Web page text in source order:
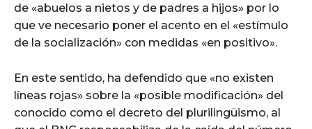
de «abuelos a nietos y de padres a hijos» por lo
que ve necesario poner el acento en el «estímulo
de la socialización» con medidas «en positivo».
En este sentido, ha defendido que «no existen
líneas rojas» sobre la «posible modificación» del
conocido como el decreto del plurilingüismo, al